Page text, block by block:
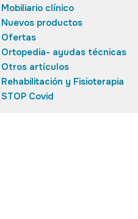
Mobiliario clínico
Nuevos productos
Ofertas
Ortopedia- ayudas técnicas
Otros artículos
Rehabilitación y Fisioterapia
STOP Covid